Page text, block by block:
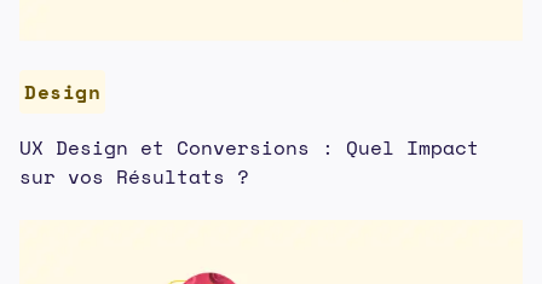
Design
UX Design et Conversions : Quel Impact
sur vos Résultats ?